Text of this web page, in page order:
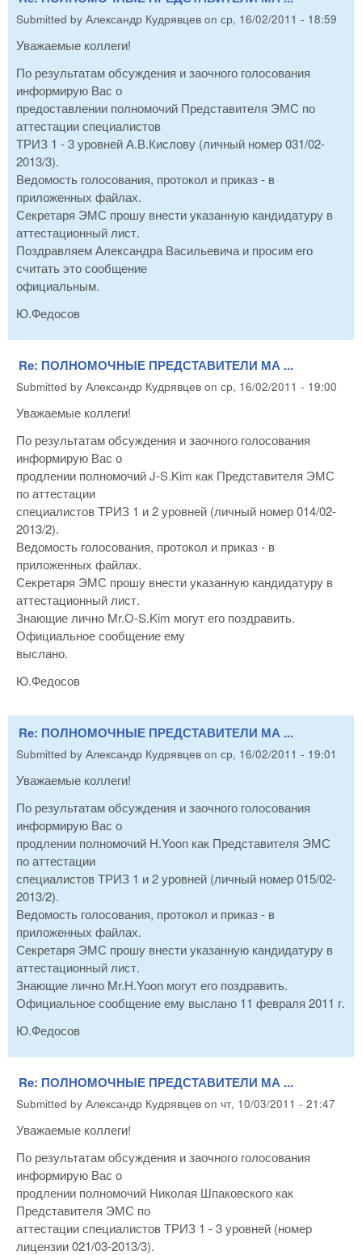
Submitted by Александр Кудрявцев on ср, 16/02/2011 - 18:59
Уважаемые коллеги!
По результатам обсуждения и заочного голосования
информирую Вас о
предоставлении полномочий Представителя ЭМС по
аттестации специалистов
ТРИЗ 1 - 3 уровней А.В.Кислову (личный номер 031/02-
2013/3).
Ведомость голосования, протокол и приказ - в
приложенных файлах.
Секретаря ЭМС прошу внести указанную кандидатуру в
аттестационный лист.
Поздравляем Александра Васильевича и просим его
считать это сообщение
официальным.
Ю.Федосов
Re: ПОЛНОМОЧНЫЕ ПРЕДСТАВИТЕЛИ МА ...
Submitted by Александр Кудрявцев on ср, 16/02/2011 - 19:00
Уважаемые коллеги!
По результатам обсуждения и заочного голосования
информирую Вас о
продлении полномочий J-S.Kim как Представителя ЭМС
по аттестации
специалистов ТРИЗ 1 и 2 уровней (личный номер 014/02-
2013/2).
Ведомость голосования, протокол и приказ - в
приложенных файлах.
Секретаря ЭМС прошу внести указанную кандидатуру в
аттестационный лист.
Знающие лично Mr.О-S.Kim могут его поздравить.
Официальное сообщение ему
выслано.
Ю.Федосов
Re: ПОЛНОМОЧНЫЕ ПРЕДСТАВИТЕЛИ МА ...
Submitted by Александр Кудрявцев on ср, 16/02/2011 - 19:01
Уважаемые коллеги!
По результатам обсуждения и заочного голосования
информирую Вас о
продлении полномочий H.Yoon как Представителя ЭМС
по аттестации
специалистов ТРИЗ 1 и 2 уровней (личный номер 015/02-
2013/2).
Ведомость голосования, протокол и приказ - в
приложенных файлах.
Секретаря ЭМС прошу внести указанную кандидатуру в
аттестационный лист.
Знающие лично Mr.H.Yoon могут его поздравить.
Официальное сообщение ему выслано 11 февраля 2011 г.
Ю.Федосов
Re: ПОЛНОМОЧНЫЕ ПРЕДСТАВИТЕЛИ МА ...
Submitted by Александр Кудрявцев on чт, 10/03/2011 - 21:47
Уважаемые коллеги!
По результатам обсуждения и заочного голосования
информирую Вас о
продлении полномочий Николая Шпаковского как
Представителя ЭМС по
аттестации специалистов ТРИЗ 1 - 3 уровней (номер
лицензии 021/03-2013/3).